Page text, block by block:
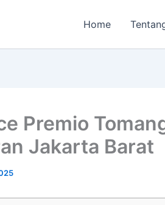
Home
Premio
Jakarta Barat